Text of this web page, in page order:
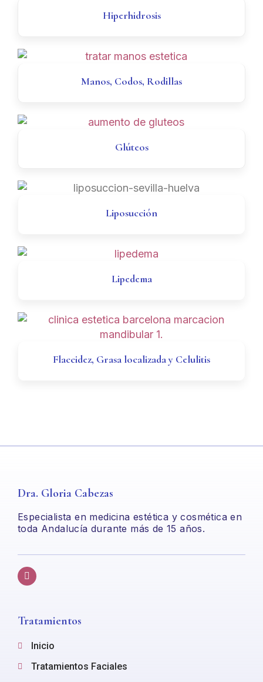
Hiperhidrosis
Manos, Codos, Rodillas
Glúteos
Liposucción
Lipedema
Flaccidez, Grasa localizada y Celulitis
Dra. Gloria Cabezas
Especialista en medicina estética y cosmética en
toda Andalucía durante más de 15 años.
Tratamientos
Inicio
Tratamientos Faciales